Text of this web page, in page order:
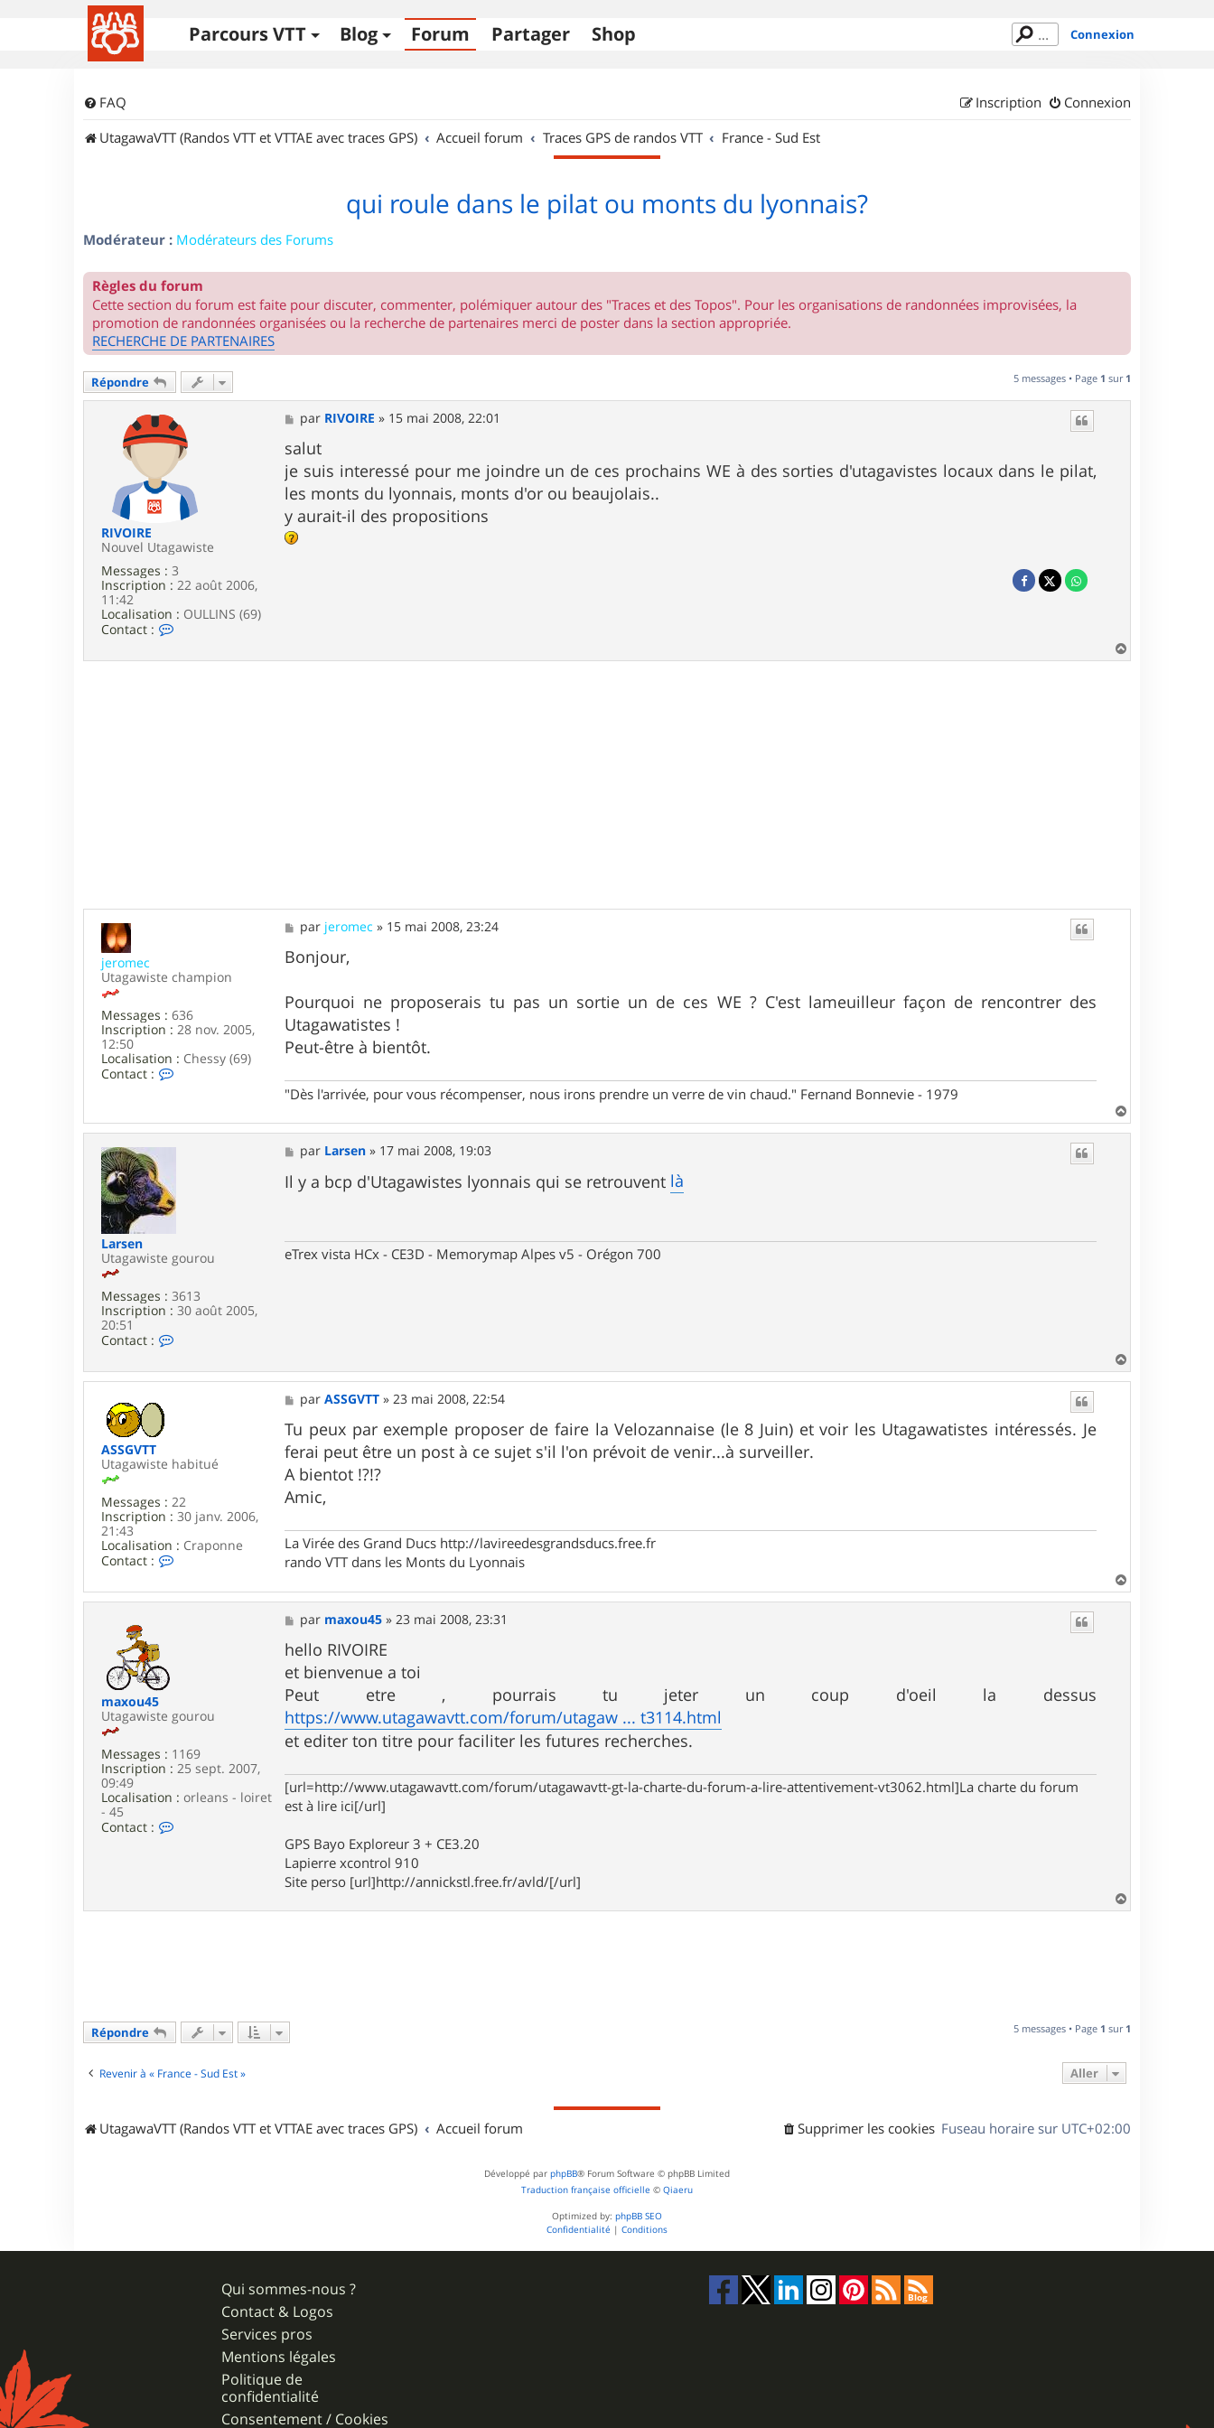
Parcours VTT Blog Forum Partager Shop Connexion
FAQ Connexion
Inscription
UtagawaVTT (Randos VTT et VTTAE avec traces GPS)
Accueil forum Traces GPS de randos VTT France - Sud Est
qui roule dans le pilat ou monts du lyonnais?
Modérateur : Modérateurs des Forums
Règles du forum
Cette section du forum est faite pour discuter, commenter, polémiquer autour des "Traces et des Topos". Pour les organisations de randonnées improvisées, la
promotion de randonnées organisées ou la recherche de partenaires merci de poster dans la section appropriée.
RECHERCHE DE PARTENAIRES
Répondre 5 messages • Page 1 sur 1
RIVOIRE
Nouvel Utagawiste
Messages : 3
Inscription : 22 août 2006,
11:42
Localisation : OULLINS (69)
Contact :
M
e
s
s
a
g
e
par RIVOIRE » 15 mai 2008, 22:01
salut
je suis interessé pour me joindre un de ces prochains WE à des sorties d'utagavistes locaux dans le pilat,
les monts du lyonnais, monts d'or ou beaujolais..
y aurait-il des propositions
a
jeromec
Utagawiste champion
Messages : 636
Inscription : 28 nov. 2005,
12:50
Localisation : Chessy (69)
Contact :
a
c
j
e
m
c
M
e
s
s
g
e
par jeromec » 15 mai 2008, 23:24
Bonjour,
Pourquoi ne proposerais tu pas un sortie un de ces WE ? C'est lameuilleur façon de rencontrer des
Utagawatistes !
Peut-être à bientôt.
"Dès l'arrivée, pour vous récompenser, nous irons prendre un verre de vin chaud." Fernand Bonnevie - 1979
a
Larsen
Utagawiste gourou
Messages : 3613
Inscription : 30 août 2005,
20:51
Contact :
t
L
r
s
e
n
M
e
s
s
par Larsen » 17 mai 2008, 19:03
Il y a bcp d'Utagawistes lyonnais qui se retrouvent là
eTrex vista HCx - CE3D - Memorymap Alpes v5 - Orégon 700
a
u
ASSGVTT
Utagawiste habitué
Messages : 22
Inscription : 30 janv. 2006,
21:43
Localisation : Craponne
Contact :
t
S
V
T
T
M
e
s
s
a
g
e
parASSGVTT » 23 mai 2008, 22:54
Tu peux par exemple proposer de faire la Velozannaise (le 8 Juin) et voir les Utagawatistes intéressés. Je
ferai peut être un post à ce sujet s'il l'on prévoit de venir...à surveiller.
A bientot !?!?
Amic,
La Virée des Grand Ducs http://lavireedesgrandsducs.free.fr
rando VTT dans les Monts du Lyonnais
a
maxou45
Utagawiste gourou
Messages : 1169
Inscription : 25 sept. 2007,
09:49
Localisation : orleans - loiret
- 45
Contact :
t
4
5
M
e
s
s
a
g
e
par maxou45 » 23 mai 2008, 23:31
hello RIVOIRE
et bienvenue a toi
Peut etre , pourrais tu jeter un coup d'oeil la dessus
https://www.utagawavtt.com/forum/utagaw ... t3114.html
et editer ton titre pour faciliter les futures recherches.
[url=http://www.utagawavtt.com/forum/utagawavtt-gt-la-charte-du-forum-a-lire-attentivement-vt3062.html]La charte du forum
est à lire ici[/url]
GPS Bayo Exploreur 3 + CE3.20
Lapierre xcontrol 910
Site perso [url]http://annickstl.free.fr/avld/[/url]
a
Répondre 5 messages • Page 1 sur 1
Revenir à « France - Sud Est » Aller
UtagawaVTT (Randos VTT et VTTAE avec traces GPS) Accueil forum Fuseau horaire sur UTC+02:00
Supprimer les cookies
Développé par phpBB® Forum Software © phpBB Limited
Traduction française officielle © Qiaeru
Optimized by: phpBB SEO
Confidentialité | Conditions
Qui sommes-nous ?
Contact & Logos
Services pros
Mentions légales
Politique de
confidentialité
Consentement / Cookies